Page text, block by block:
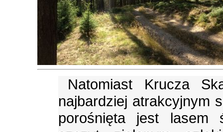
Natomiast Krucza
najbardziej atrakcyjnym
porośnięta jest lasem